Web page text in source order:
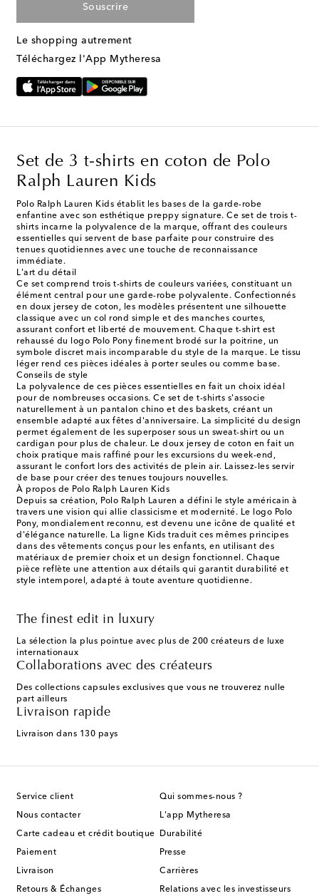
Souscrire
Le shopping autrement
Téléchargez l'App Mytheresa
Set de 3 t-shirts en coton de Polo
Ralph Lauren Kids
Polo Ralph Lauren Kids établit les bases de la garde-robe
enfantine avec son esthétique preppy signature. Ce set de trois t-
shirts incarne la polyvalence de la marque, offrant des couleurs
essentielles qui servent de base parfaite pour construire des
tenues quotidiennes avec une touche de reconnaissance
immédiate.
L'art du détail
Ce set comprend trois t-shirts de couleurs variées, constituant un
élément central pour une garde-robe polyvalente. Confectionnés
en doux jersey de coton, les modèles présentent une silhouette
classique avec un col rond simple et des manches courtes,
assurant confort et liberté de mouvement. Chaque t-shirt est
rehaussé du logo Polo Pony finement brodé sur la poitrine, un
symbole discret mais incomparable du style de la marque. Le tissu
léger rend ces pièces idéales à porter seules ou comme base.
Conseils de style
La polyvalence de ces pièces essentielles en fait un choix idéal
pour de nombreuses occasions. Ce set de t-shirts s'associe
naturellement à un pantalon chino et des baskets, créant un
ensemble adapté aux fêtes d'anniversaire. La simplicité du design
permet également de les superposer sous un sweat-shirt ou un
cardigan pour plus de chaleur. Le doux jersey de coton en fait un
choix pratique mais raffiné pour les excursions du week-end,
assurant le confort lors des activités de plein air. Laissez-les servir
de base pour créer des tenues toujours nouvelles.
À propos de Polo Ralph Lauren Kids
Depuis sa création, Polo Ralph Lauren a défini le style américain à
travers une vision qui allie classicisme et modernité. Le logo Polo
Pony, mondialement reconnu, est devenu une icône de qualité et
d'élégance naturelle. La ligne Kids traduit ces mêmes principes
dans des vêtements conçus pour les enfants, en utilisant des
matériaux de premier choix et un design fonctionnel. Chaque
pièce reflète une attention aux détails qui garantit durabilité et
style intemporel, adapté à toute aventure quotidienne.
The finest edit in luxury
La sélection la plus pointue avec plus de 200 créateurs de luxe
internationaux
Collaborations avec des créateurs
Des collections capsules exclusives que vous ne trouverez nulle
part ailleurs
Livraison rapide
Livraison dans 130 pays
Service client
Nous contacter
Carte cadeau et crédit boutique
Paiement
Livraison
Retours & Échanges
Qui sommes-nous ?
L'app Mytheresa
Durabilité
Presse
Carrières
Relations avec les investisseurs